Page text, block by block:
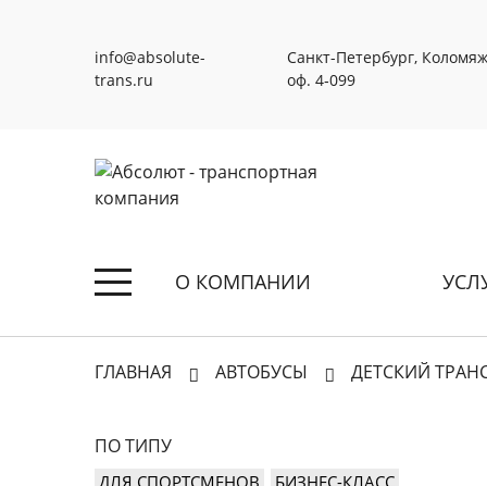
info@absolute-
trans.ru
Санкт-Петербург,
оф. 4‑099
О КОМПАНИИ
ГЛАВНАЯ АВТОБУСЫ ДЕТСКИЙ
ПО ТИПУ
ДЛЯ СПОРТСМЕНОВ
БИЗНЕС-КЛАСС